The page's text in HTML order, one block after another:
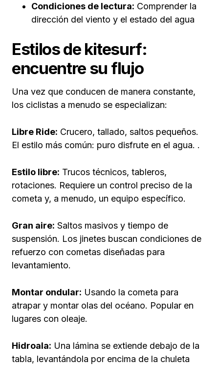
Condiciones de lectura: Comprender la
dirección del viento y el estado del agua
Estilos de kitesurf:
encuentre su flujo
Una vez que conducen de manera constante,
los ciclistas a menudo se especializan:
Libre Ride: Crucero, tallado, saltos pequeños.
El estilo más común: puro disfrute en el agua. .
Estilo libre: Trucos técnicos, tableros,
rotaciones. Requiere un control preciso de la
cometa y, a menudo, un equipo específico.
Gran aire: Saltos masivos y tiempo de
suspensión. Los jinetes buscan condiciones de
refuerzo con cometas diseñadas para
levantamiento.
Montar ondular: Usando la cometa para
atrapar y montar olas del océano. Popular en
lugares con oleaje.
Hidroala: Una lámina se extiende debajo de la
tabla, levantándola por encima de la chuleta